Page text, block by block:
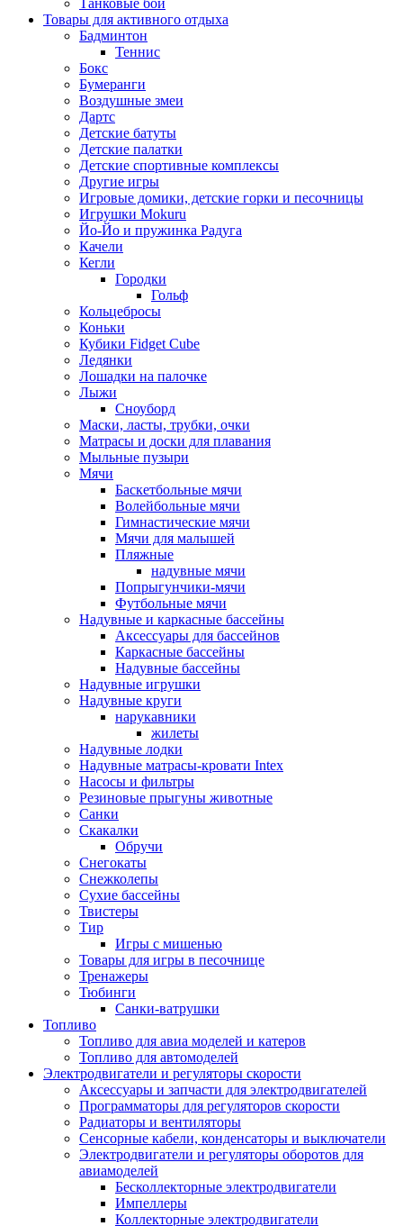
Танковые бои
Товары для активного отдыха
Бадминтон
Теннис
Бокс
Бумеранги
Воздушные змеи
Дартс
Детские батуты
Детские палатки
Детские спортивные комплексы
Другие игры
Игровые домики, детские горки и песочницы
Игрушки Mokuru
Йо-Йо и пружинка Радуга
Качели
Кегли
Городки
Гольф
Кольцебросы
Коньки
Кубики Fidget Cube
Ледянки
Лошадки на палочке
Лыжи
Сноуборд
Маски, ласты, трубки, очки
Матрасы и доски для плавания
Мыльные пузыри
Мячи
Баскетбольные мячи
Волейбольные мячи
Гимнастические мячи
Мячи для малышей
Пляжные
надувные мячи
Попрыгунчики-мячи
Футбольные мячи
Надувные и каркасные бассейны
Аксессуары для бассейнов
Каркасные бассейны
Надувные бассейны
Надувные игрушки
Надувные круги
нарукавники
жилеты
Надувные лодки
Надувные матрасы-кровати Intex
Насосы и фильтры
Резиновые прыгуны животные
Санки
Скакалки
Обручи
Снегокаты
Снежколепы
Сухие бассейны
Твистеры
Тир
Игры с мишенью
Товары для игры в песочнице
Тренажеры
Тюбинги
Санки-ватрушки
Топливо
Топливо для авиа моделей и катеров
Топливо для автомоделей
Электродвигатели и регуляторы скорости
Аксессуары и запчасти для электродвигателей
Программаторы для регуляторов скорости
Радиаторы и вентиляторы
Сенсорные кабели, конденсаторы и выключатели
Электродвигатели и регуляторы оборотов для
авиамоделей
Бесколлекторные электродвигатели
Импеллеры
Коллекторные электродвигатели